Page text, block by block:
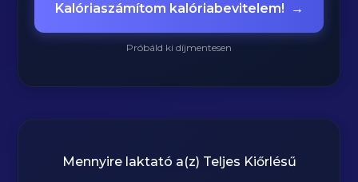
Kalóriaszámítom kalóriabevitelem! →
Próbáld ki díjmentesen
Mennyire laktató a(z) Teljes Kiőrlésű